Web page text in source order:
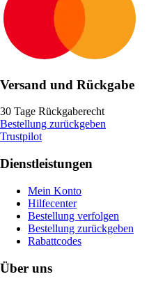
Versand und Rückgabe
30 Tage Rückgaberecht
Bestellung zurückgeben
Trustpilot
Dienstleistungen
Mein Konto
Hilfecenter
Bestellung verfolgen
Bestellung zurückgeben
Rabattcodes
Über uns